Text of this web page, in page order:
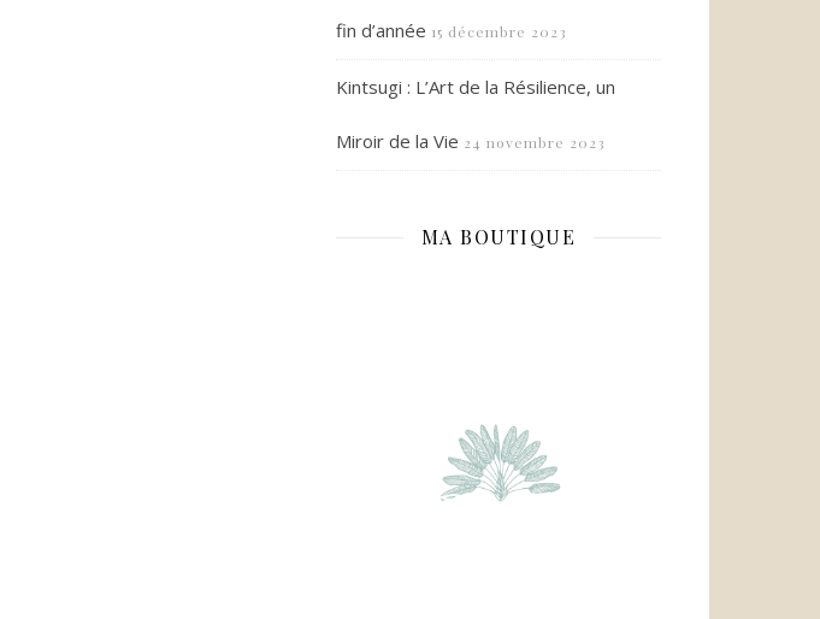
fin d’année 15 décembre 2023
Kintsugi : L’Art de la Résilience, un
Miroir de la Vie 24 novembre 2023
MA BOUTIQUE